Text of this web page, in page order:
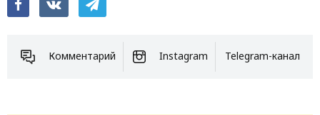
Комментарий Instagram Telegram-канал